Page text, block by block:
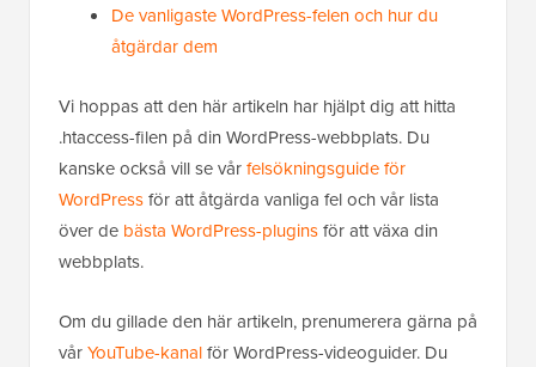
De vanligaste WordPress-felen och hur du
åtgärdar dem
Vi hoppas att den här artikeln har hjälpt dig att hitta
.htaccess-filen på din WordPress-webbplats. Du
kanske också vill se vårfelsökningsguide för
WordPressför att åtgärda vanliga fel och vår lista
över de bästa WordPress-pluginsför att växa din
webbplats.
Om du gillade den här artikeln, prenumerera gärna på
vårYouTube-kanalför WordPress-videoguider. Du